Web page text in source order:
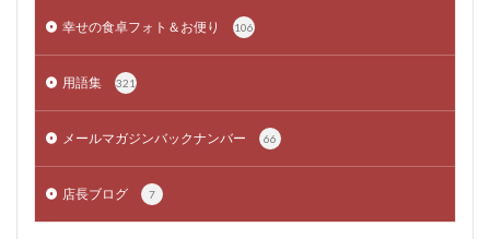
幸せの食卓フォト＆お便り 106
用語集 321
メールマガジンバックナンバー 66
店長ブログ 7